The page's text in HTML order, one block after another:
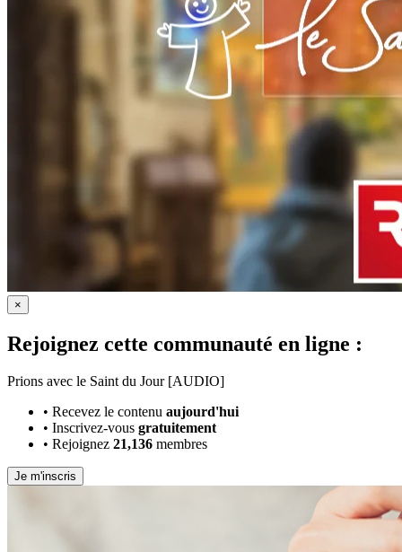
×
Rejoignez cette communauté en ligne :
Prions avec le Saint du Jour [AUDIO]
• Recevez le contenu aujourd'hui
• Inscrivez-vous gratuitement
• Rejoignez 21,136 membres
Je m'inscris